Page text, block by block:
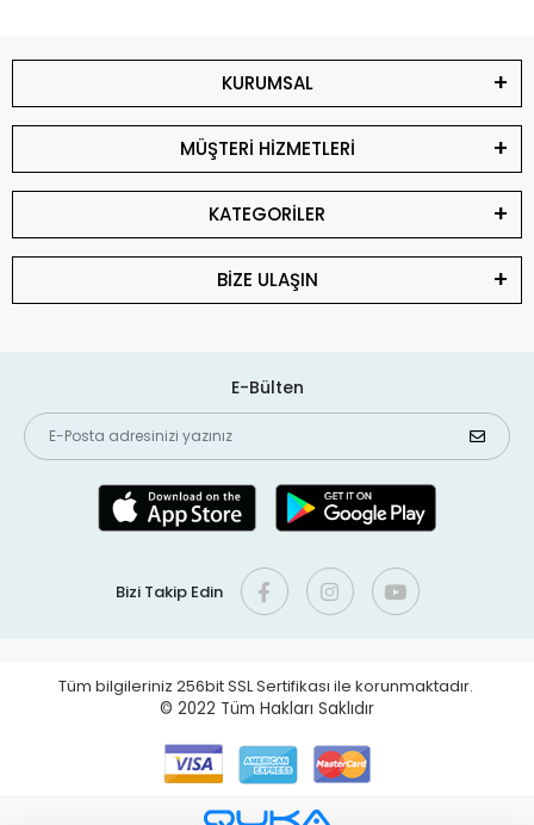
KURUMSAL
MÜŞTERİ HİZMETLERİ
KATEGORİLER
BİZE ULAŞIN
E-Bülten
Bizi Takip Edin
Tüm bilgileriniz 256bit SSL Sertifikası ile korunmaktadır.
© 2022 Tüm Hakları Saklıdır